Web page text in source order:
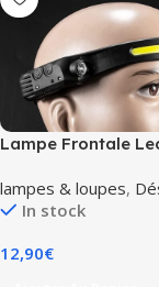
Lampe Frontale
Camping Pêch
Nuit
lampes & loupes,
In stock
12,90€